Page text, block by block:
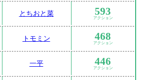
とちおと菜 593
アクション
トモミン 468
アクション
一平 446
アクション